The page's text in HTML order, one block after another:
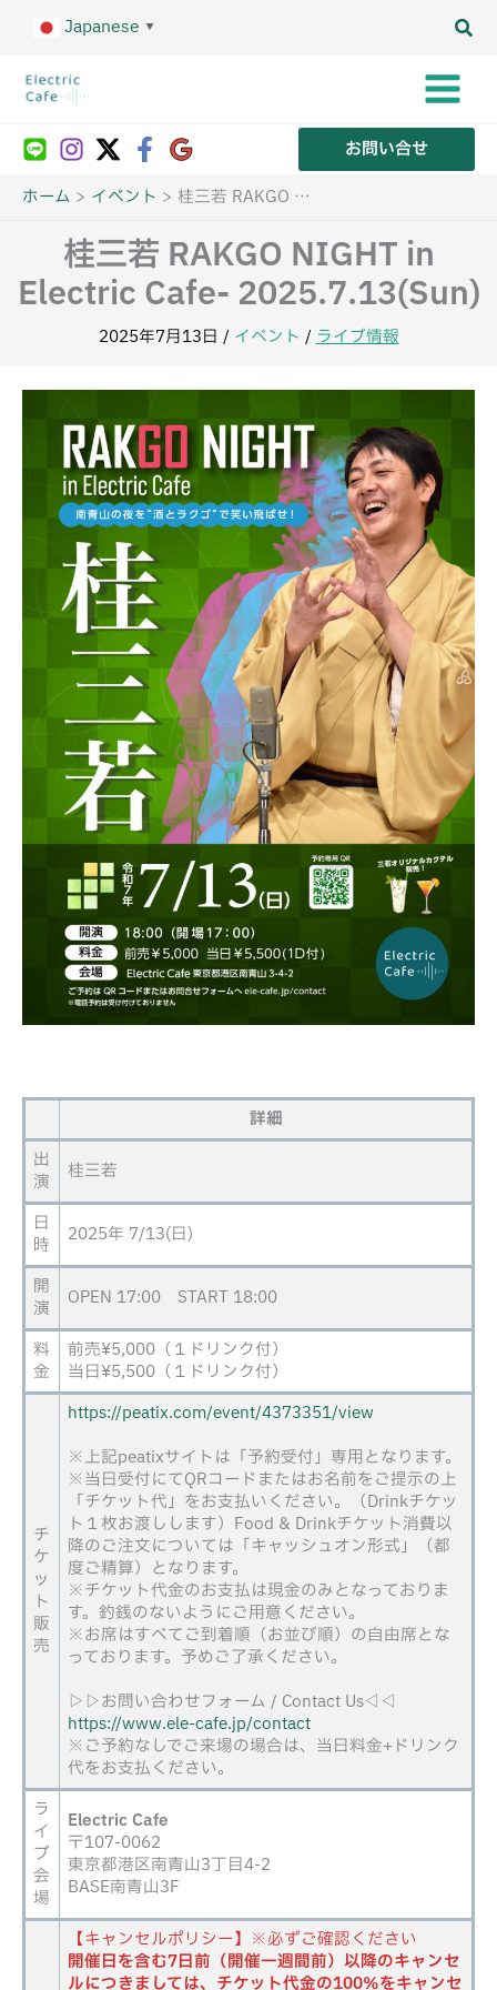
Japanese ▼
お問い合せ
ホーム イベント 桂三若 RAKGO NIGHT in Electric Cafe- 2025.7.13(Sun)
桂三若 RAKGO NIGHT in
Electric Cafe- 2025.7.13(Sun)
2025年7月13日 / イベント /ライブ情報
詳細
出
演
桂三若
日
時
2025年 7/13(日)
開
演
OPEN 17:00 START 18:00
料
金
前売¥5,000（１ドリンク付）
当日¥5,500（１ドリンク付）
チ
ケ
ッ
ト
販
売
https://peatix.com/event/4373351/view
※上記peatixサイトは「予約受付」専用となります。
※当日受付にてQRコードまたはお名前をご提示の上
「チケット代」をお支払いください。（Drinkチケッ
ト１枚お渡しします）Food & Drinkチケット消費以
降のご注文については「キャッシュオン形式」（都
度ご精算）となります。
※チケット代金のお支払は現金のみとなっておりま
す。釣銭のないようにご用意ください。
※お席はすべてご到着順（お並び順）の自由席とな
っております。予めご了承ください。
▷▷お問い合わせフォーム / Contact Us◁◁
https://www.ele-cafe.jp/contact
※ご予約なしでご来場の場合は、当日料金+ドリンク
代をお支払ください。
ラ
イ
ブ
会
場
Electric Cafe
〒107-0062
東京都港区南青山3丁目4-2
BASE南青山3F
【キャンセルポリシー】※必ずご確認ください
開催日を含む7日前（開催一週間前）以降のキャンセ
ルにつきましては、チケット代金の100％をキャンセ